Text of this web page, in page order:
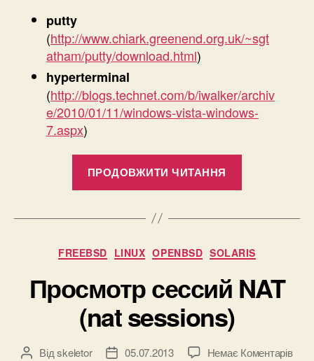
putty
(http://www.chiark.greenend.org.uk/~sgt
atham/putty/download.html)
hyperterminal
(http://blogs.technet.com/b/iwalker/archiv
e/2010/01/11/windows-vista-windows-
7.aspx)
ПРОДОВЖИТИ ЧИТАННЯ
порту”
Категорії
FREEBSD LINUX OPENBSD SOLARIS
Просмотр сессий NAT
(nat sessions)
Автор
Відskeletor
Дата05.07.2013 Немає Коментарівдо